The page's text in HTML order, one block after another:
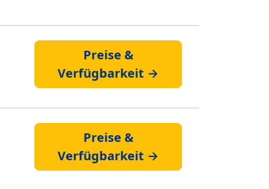
Preise &
Verfügbarkeit →
Preise &
Verfügbarkeit →